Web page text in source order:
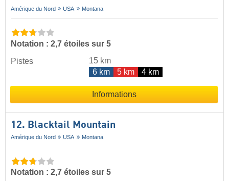
Amérique du Nord USA Montana
Notation : 2,7 étoiles sur 5
Pistes
15 km
6 km
5 km 4 km
Informations
12. Blacktail Mountain
Amérique du Nord USA Montana
Notation : 2,7 étoiles sur 5